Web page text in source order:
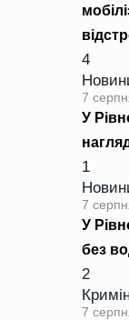
4
7
У
1
7
У
без
2
7